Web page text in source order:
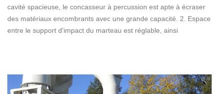
cavité spacieuse, le concasseur à percussion est apte à écraser
des matériaux encombrants avec une grande capacité. 2. Espace
entre le support d'impact du marteau est réglable, ainsi